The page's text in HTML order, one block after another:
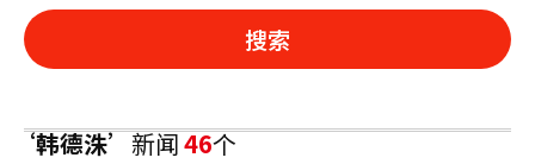
搜索
‘韩德洙’新闻46个